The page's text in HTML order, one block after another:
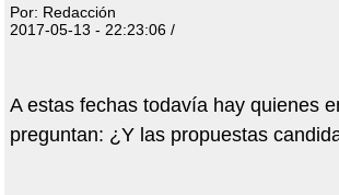
Por: Redacción
2017-05-13 - 22:23:06 /
A estas fechas todavía hay quienes
preguntan: ¿Y las propuestas